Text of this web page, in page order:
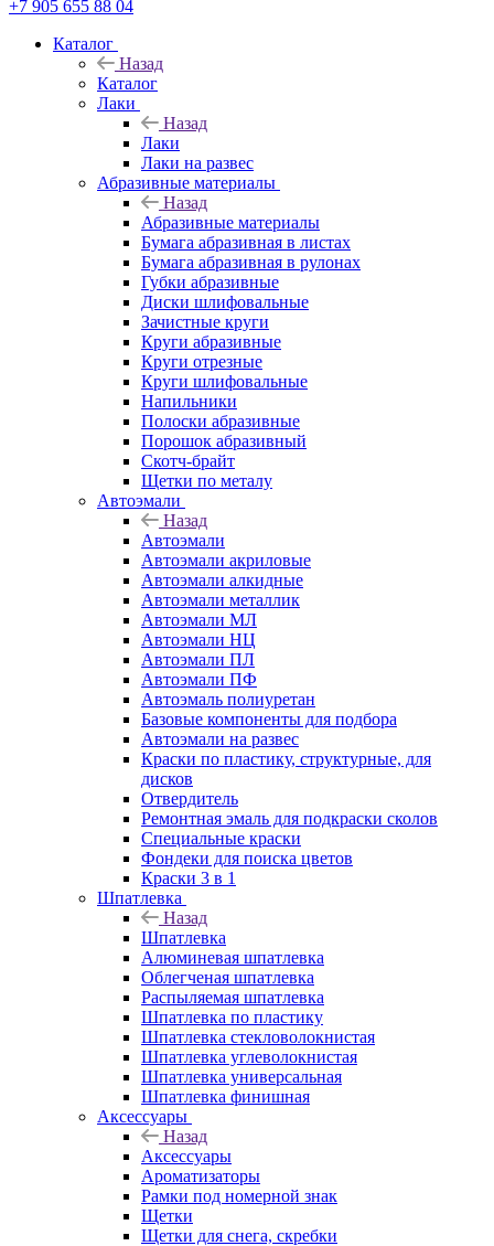
+7 905 655 88 04
Каталог
Назад
Каталог
Лаки
Назад
Лаки
Лаки на развес
Абразивные материалы
Назад
Абразивные материалы
Бумага абразивная в листах
Бумага абразивная в рулонах
Губки абразивные
Диски шлифовальные
Зачистные круги
Круги абразивные
Круги отрезные
Круги шлифовальные
Напильники
Полоски абразивные
Порошок абразивный
Скотч-брайт
Щетки по металу
Автоэмали
Назад
Автоэмали
Автоэмали акриловые
Автоэмали алкидные
Автоэмали металлик
Автоэмали МЛ
Автоэмали НЦ
Автоэмали ПЛ
Автоэмали ПФ
Автоэмаль полиуретан
Базовые компоненты для подбора
Автоэмали на развес
Краски по пластику, структурные, для
дисков
Отвердитель
Ремонтная эмаль для подкраски сколов
Специальные краски
Фондеки для поиска цветов
Краски 3 в 1
Шпатлевка
Назад
Шпатлевка
Алюминевая шпатлевка
Облегченая шпатлевка
Распыляемая шпатлевка
Шпатлевка по пластику
Шпатлевка стекловолокнистая
Шпатлевка углеволокнистая
Шпатлевка универсальная
Шпатлевка финишная
Аксессуары
Назад
Аксессуары
Ароматизаторы
Рамки под номерной знак
Щетки
Щетки для снега, скребки